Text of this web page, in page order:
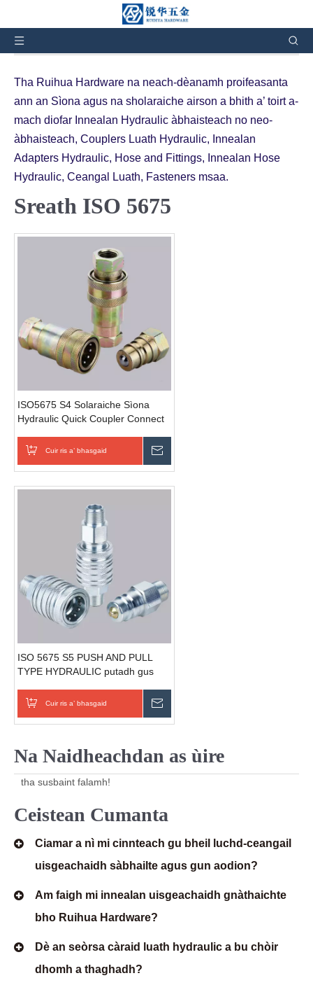
Dhachaigh » Bathar
Hydraulic
Tha Ruihua Hardware na neach-dèanamh proifeasanta
ann an Sìona agus na sholaraiche airson a bhith a’ toirt a-
mach diofar Innealan Hydraulic àbhaisteach no neo-
àbhaisteach, Couplers Luath Hydraulic, Innealan
Adapters Hydraulic, Hose and Fittings, Innealan Hose
Hydraulic, Ceangal Luath, Fasteners msaa.
Sreath ISO 5675
ISO5675 S4 Solaraiche Sìona
Hydraulic Quick Coupler Connect
Cuir ris a’ bhasgaid
ISO 5675 S5 PUSH AND PULL
TYPE HYDRAULIC putadh gus
Cuir ris a’ bhasgaid
Na Naidheachdan as ùire
tha susbaint falamh!
Ceistean Cumanta
Ciamar a nì mi cinnteach gu bheil luchd-ceangail
uisgeachaidh sàbhailte agus gun aodion?
Am faigh mi innealan uisgeachaidh gnàthaichte
bho Ruihua Hardware?
Dè an seòrsa càraid luath hydraulic a bu chòir
dhomh a thaghadh?